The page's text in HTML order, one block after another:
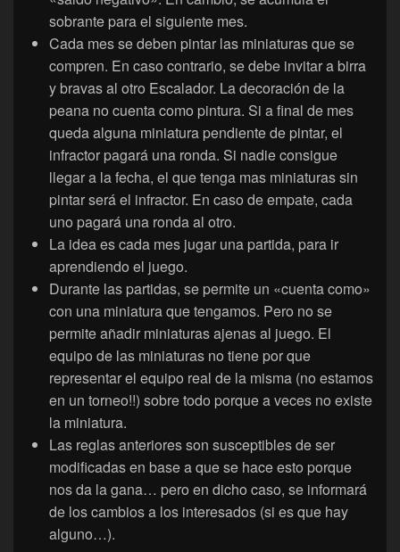
sobrante para el siguiente mes.
Cada mes se deben pintar las miniaturas que se
compren. En caso contrario, se debe invitar a birra
y bravas al otro Escalador. La decoración de la
peana no cuenta como pintura. Si a final de mes
queda alguna miniatura pendiente de pintar, el
infractor pagará una ronda. Si nadie consigue
llegar a la fecha, el que tenga mas miniaturas sin
pintar será el infractor. En caso de empate, cada
uno pagará una ronda al otro.
La idea es cada mes jugar una partida, para ir
aprendiendo el juego.
Durante las partidas, se permite un «cuenta como»
con una miniatura que tengamos. Pero no se
permite añadir miniaturas ajenas al juego. El
equipo de las miniaturas no tiene por que
representar el equipo real de la misma (no estamos
en un torneo!!) sobre todo porque a veces no existe
la miniatura.
Las reglas anteriores son susceptibles de ser
modificadas en base a que se hace esto porque
nos da la gana… pero en dicho caso, se informará
de los cambios a los interesados (si es que hay
alguno…).